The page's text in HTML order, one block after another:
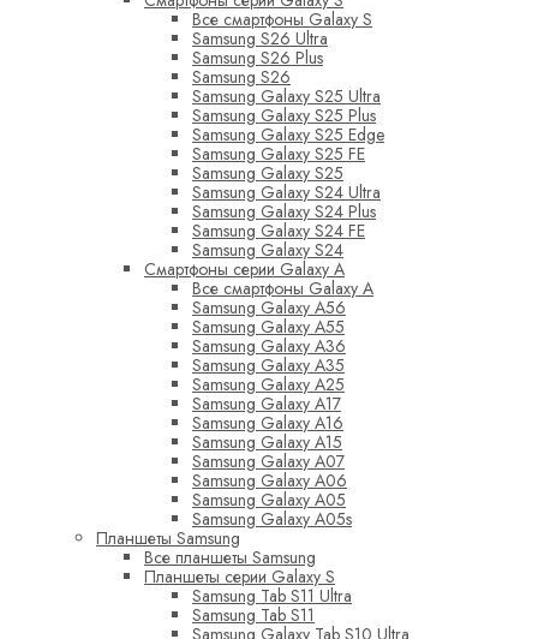
Все смартфоны Galaxy S
Samsung S26 Ultra
Samsung S26 Plus
Samsung S26
Samsung Galaxy S25 Ultra
Samsung Galaxy S25 Plus
Samsung Galaxy S25 Edge
Samsung Galaxy S25 FE
Samsung Galaxy S25
Samsung Galaxy S24 Ultra
Samsung Galaxy S24 Plus
Samsung Galaxy S24 FE
Samsung Galaxy S24
Смартфоны серии Galaxy A
Все смартфоны Galaxy A
Samsung Galaxy A56
Samsung Galaxy A55
Samsung Galaxy A36
Samsung Galaxy A35
Samsung Galaxy A25
Samsung Galaxy A17
Samsung Galaxy A16
Samsung Galaxy A15
Samsung Galaxy A07
Samsung Galaxy A06
Samsung Galaxy A05
Samsung Galaxy A05s
Планшеты Samsung
Все планшеты Samsung
Планшеты серии Galaxy S
Samsung Tab S11 Ultra
Samsung Tab S11
Samsung Galaxy Tab S10 Ultra